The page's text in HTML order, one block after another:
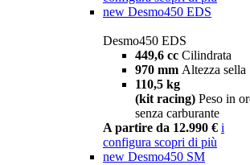
new Desmo450 EDS
Desmo450 EDS
449,6 cc Cilindrata
970 mm Altezza sella
110,5 kg
(kit racing) Peso in
senza carburante
A partire da 12.990 € i
configura scopri di più
new Desmo450 SM